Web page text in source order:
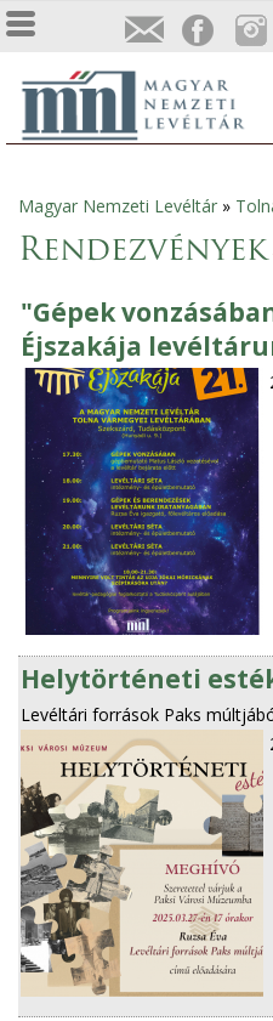
Jelenlegi
hely
Magyar Nemzeti Levéltár »
Rendezvények
"Gépek
Éjszakája
Helytörténeti
Levéltári források Paks